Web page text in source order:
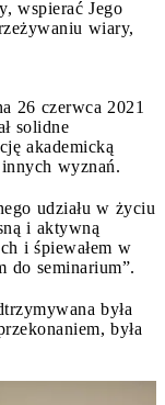
wspierać Jego
wiary,
26 czerwca 2021
solidne
akademicką
wyznań.
udziału w życiu
i aktywną
i śpiewałem w
do seminarium”.
była
była